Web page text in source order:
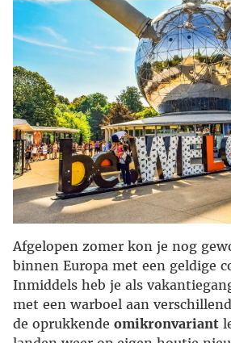
Afgelopen zomer kon je nog
binnen Europa met een geldige
Inmiddels heb je als
met een warboel aan
de oprukkende omikronvariant